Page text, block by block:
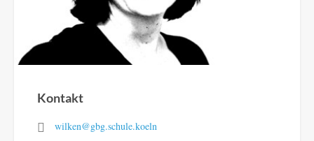
Kontakt
wilken@gbg.schule.koeln